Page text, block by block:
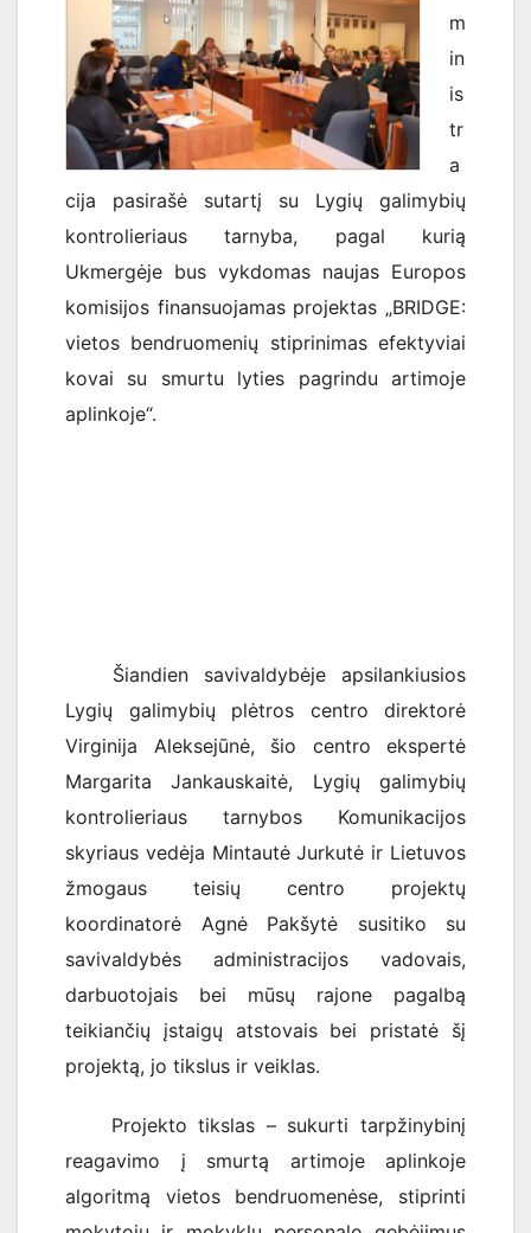
m
in
is
tr
a
cija pasirašė sutartį su Lygių galimybių
kontrolieriaus tarnyba, pagal kurią
Ukmergėje bus vykdomas naujas Europos
komisijos finansuojamas projektas „BRIDGE:
vietos bendruomenių stiprinimas efektyviai
kovai su smurtu lyties pagrindu artimoje
aplinkoje“.
Šiandien savivaldybėje apsilankiusios
Lygių galimybių plėtros centro direktorė
Virginija Aleksejūnė, šio centro ekspertė
Margarita Jankauskaitė, Lygių galimybių
kontrolieriaus tarnybos Komunikacijos
skyriaus vedėja Mintautė Jurkutė ir Lietuvos
žmogaus teisių centro projektų
koordinatorė Agnė Pakšytė susitiko su
savivaldybės administracijos vadovais,
darbuotojais bei mūsų rajone pagalbą
teikiančių įstaigų atstovais bei pristatė šį
projektą, jo tikslus ir veiklas.
Projekto tikslas – sukurti tarpžinybinį
reagavimo į smurtą artimoje aplinkoje
algoritmą vietos bendruomenėse, stiprinti